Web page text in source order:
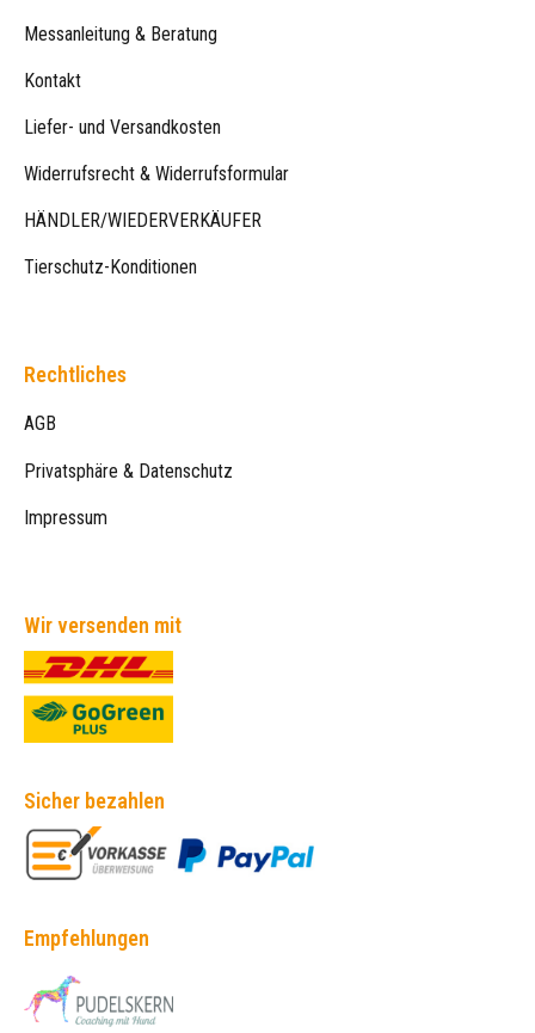
Messanleitung & Beratung
Kontakt
Liefer- und Versandkosten
Widerrufsrecht & Widerrufsformular
HÄNDLER/WIEDERVERKÄUFER
Tierschutz-Konditionen
Rechtliches
AGB
Privatsphäre & Datenschutz
Impressum
Wir versenden mit
Sicher bezahlen
Empfehlungen